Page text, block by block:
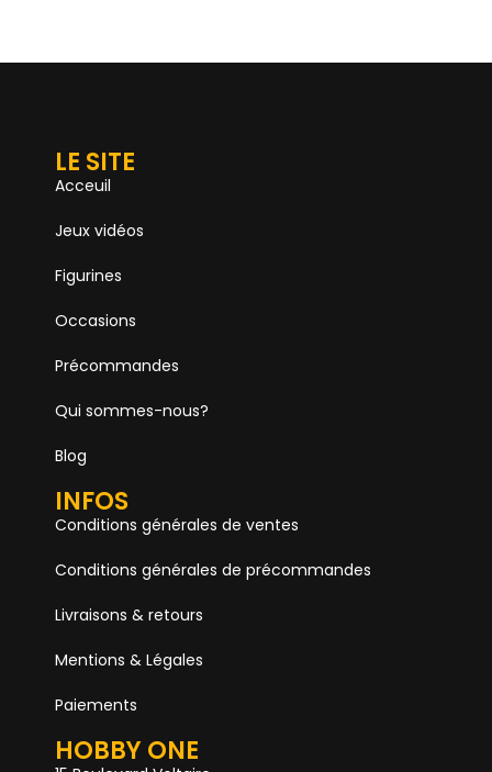
LE SITE
Acceuil
Jeux vidéos
Figurines
Occasions
Précommandes
Qui sommes-nous?
Blog
INFOS
Conditions générales de ventes
Conditions générales de précommandes
Livraisons & retours
Mentions & Légales
Paiements
HOBBY ONE